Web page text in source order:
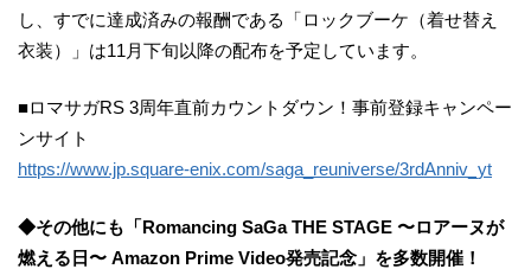
し、すでに達成済みの報酬である「ロックブーケ（着せ替え
衣装）」は11月下旬以降の配布を予定しています。
■ロマサガRS 3周年直前カウントダウン！事前登録キャンペー
ンサイト
https://www.jp.square-enix.com/saga_reuniverse/3rdAnniv_yt
◆その他にも「Romancing SaGa THE STAGE 〜ロアーヌが
燃える日〜 Amazon Prime Video発売記念」を多数開催！